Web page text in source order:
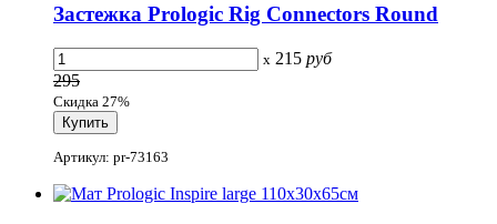
Застежка Prologic Rig Connectors Round
x 215 руб
295
Скидка 27%
Артикул: pr-73163